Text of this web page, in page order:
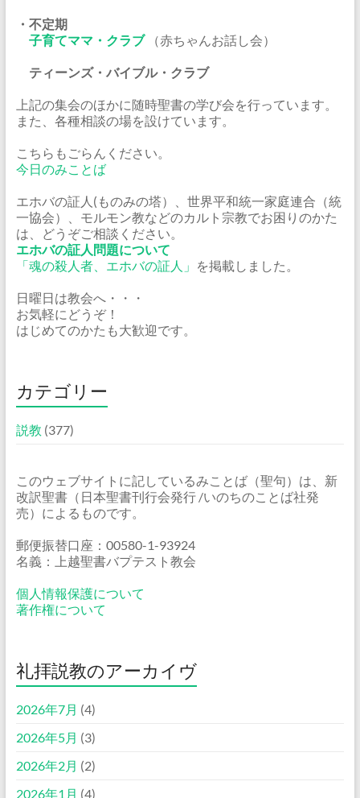
・不定期
子育てママ・クラブ（赤ちゃんお話し会）
ティーンズ・バイブル・クラブ
上記の集会のほかに随時聖書の学び会を行っています。
また、各種相談の場を設けています。
こちらもごらんください。
今日のみことば
エホバの証人(ものみの塔）、世界平和統一家庭連合（統
一協会）、モルモン教などのカルト宗教でお困りのかた
は、どうぞご相談ください。
エホバの証人問題について
「魂の殺人者、エホバの証人」 を掲載しました。
日曜日は教会へ・・・
お気軽にどうぞ！
はじめてのかたも大歓迎です。
カテゴリー
説教 (377)
このウェブサイトに記しているみことば（聖句）は、新
改訳聖書（日本聖書刊行会発行 /いのちのことば社発
売）によるものです。
郵便振替口座：00580-1-93924
名義：上越聖書バプテスト教会
個人情報保護について
著作権について
礼拝説教のアーカイヴ
2026年7月 (4)
2026年5月 (3)
2026年2月 (2)
2026年1月 (4)